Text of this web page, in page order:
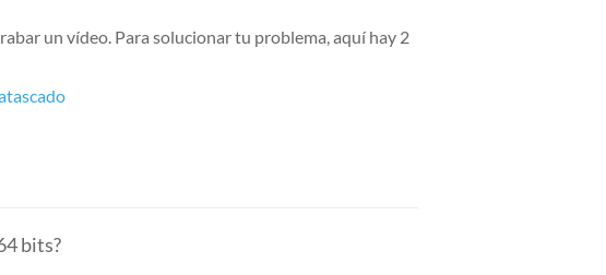
un vídeo. Para solucionar tu problema, aquí hay 2
bits?